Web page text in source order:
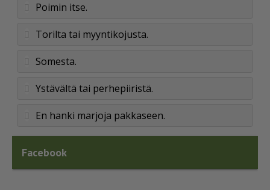
Poimin itse.
Torilta tai myyntikojusta.
Somesta.
Ystävältä tai perhepiiristä.
En hanki marjoja pakkaseen.
Facebook